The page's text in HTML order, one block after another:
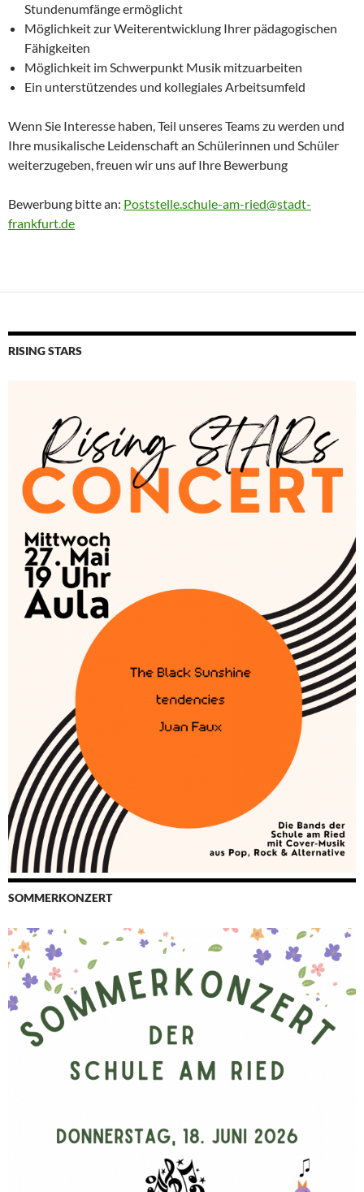
Stundenumfänge ermöglicht
Möglichkeit zur Weiterentwicklung Ihrer pädagogischen
Fähigkeiten
Möglichkeit im Schwerpunkt Musik mitzuarbeiten
Ein unterstützendes und kollegiales Arbeitsumfeld
Wenn Sie Interesse haben, Teil unseres Teams zu werden und
Ihre musikalische Leidenschaft an Schülerinnen und Schüler
weiterzugeben, freuen wir uns auf Ihre Bewerbung
Bewerbung bitte an: Poststelle.schule-am-ried@stadt-
frankfurt.de
RISING STARS
SOMMERKONZERT